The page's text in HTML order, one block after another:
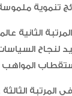
تنموية
الثانية
لنجاح
المواهب
المرتبة